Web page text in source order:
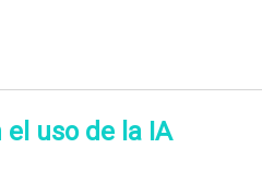
uso de la IA